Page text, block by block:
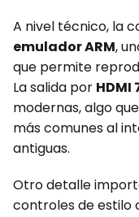
A nivel técnico, la
emulador ARM,
que permite
La salida por HDMI
modernas, algo
más comunes al
antiguas.
Otro detalle
controles de estilo